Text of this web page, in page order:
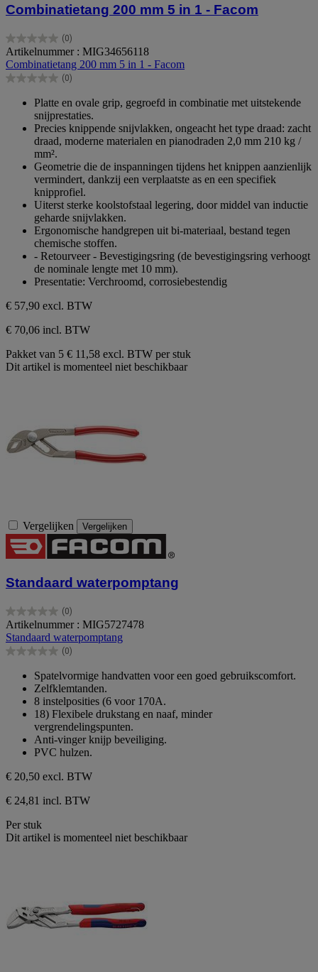
Combinatietang 200 mm 5 in 1 - Facom
(0)
0.0
van
de
5
Artikelnummer : MIG34656118
Combinatietang 200 mm 5 in 1 - Facom
(0)
0.0
sterren.
Platte en ovale grip, gegroefd in combinatie met uitstekende
snijprestaties.
Precies knippende snijvlakken, ongeacht het type draad: zacht
draad, moderne materialen en pianodraden 2,0 mm 210 kg /
mm².
Geometrie die de inspanningen tijdens het knippen aanzienlijk
vermindert, dankzij een verplaatste as en een specifiek
knipprofiel.
Uiterst sterke koolstofstaal legering, door middel van inductie
geharde snijvlakken.
Ergonomische handgrepen uit bi-materiaal, bestand tegen
chemische stoffen.
- Retourveer - Bevestigingsring (de bevestigingsring verhoogt
de nominale lengte met 10 mm).
Presentatie: Verchroomd, corrosiebestendig
€ 57,90 excl. BTW
€ 70,06 incl. BTW
Pakket van 5 € 11,58 excl. BTW per stuk
Dit artikel is momenteel niet beschikbaar
Vergelijken Vergelijken
Standaard waterpomptang
(0)
0.0
van
de
5
Artikelnummer : MIG5727478
Standaard waterpomptang
(0)
0.0
sterren.
Spatelvormige handvatten voor een goed gebruikscomfort.
Zelfklemtanden.
8 instelposities (6 voor 170A.
18) Flexibele drukstang en naaf, minder
vergrendelingspunten.
Anti-vinger knijp beveiliging.
PVC hulzen.
€ 20,50 excl. BTW
€ 24,81 incl. BTW
Per stuk
Dit artikel is momenteel niet beschikbaar